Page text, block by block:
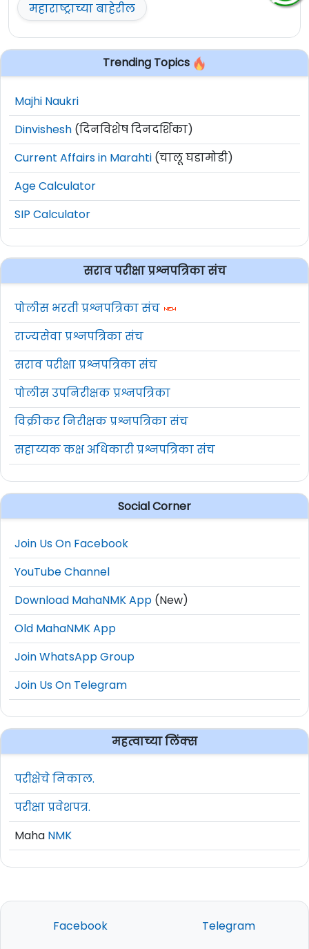
महाराष्ट्राच्या बाहेरील
Trending Topics
Majhi Naukri
Dinvishesh (दिनविशेष दिनदर्शिका)
Current Affairs in Marahti (चालू घडामोडी)
Age Calculator
SIP Calculator
सराव परीक्षा प्रश्नपत्रिका संच
पोलीस भरती प्रश्नपत्रिका संच
राज्यसेवा प्रश्नपत्रिका संच
सराव परीक्षा प्रश्नपत्रिका संच
पोलीस उपनिरीक्षक प्रश्नपत्रिका
विक्रीकर निरीक्षक प्रश्नपत्रिका संच
सहाय्यक कक्ष अधिकारी प्रश्नपत्रिका संच
Social Corner
Join Us On Facebook
YouTube Channel
Download MahaNMK App (New)
Old MahaNMK App
Join WhatsApp Group
Join Us On Telegram
महत्वाच्या लिंक्स
परीक्षेचे निकाल.
परीक्षा प्रवेशपत्र.
Maha NMK
Facebook Telegram